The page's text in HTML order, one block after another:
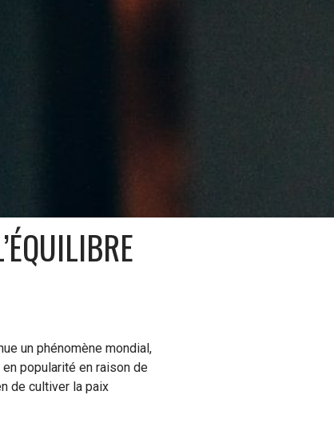
un phénomène mondial,
popularité en raison de
de cultiver la paix